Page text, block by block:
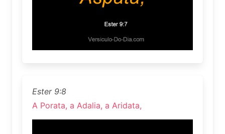
Ester 9:8
A Porata, a Adalia, a Aridata,